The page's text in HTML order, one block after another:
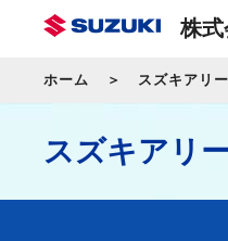
株
ホーム スズキアリ
スズキアリ